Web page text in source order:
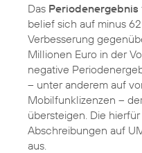
Das Periodenergebnis
belief sich auf minus
Verbesserung
Millionen Euro in der
negative
– unter anderem auf
Mobilfunklizenzen –
übersteigen. Die
Abschreibungen auf
aus.